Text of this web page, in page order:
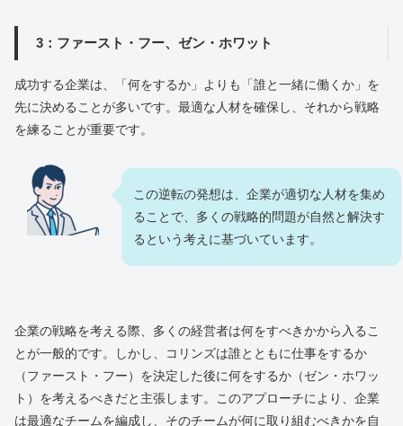
3：ファースト・フー、ゼン・ホワット
成功する企業は、「何をするか」よりも「誰と一緒に働くか」を
先に決めることが多いです。最適な人材を確保し、それから戦略
を練ることが重要です。
この逆転の発想は、企業が適切な人材を集め
ることで、多くの戦略的問題が自然と解決す
るという考えに基づいています。
企業の戦略を考える際、多くの経営者は何をすべきかから入るこ
とが一般的です。しかし、コリンズは誰とともに仕事をするか
（ファースト・フー）を決定した後に何をするか（ゼン・ホワッ
ト）を考えるべきだと主張します。このアプローチにより、企業
は最適なチームを編成し、そのチームが何に取り組むべきかを自